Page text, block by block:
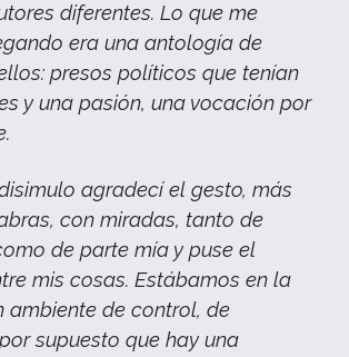
diferentes. Lo que me
era una antología de
presos políticos que tenían
y una pasión, una vocación por
agradecí el gesto, más
con miradas, tanto de
de parte mía y puse el
mis cosas. Estábamos en la
ambiente de control, de
supuesto que hay una